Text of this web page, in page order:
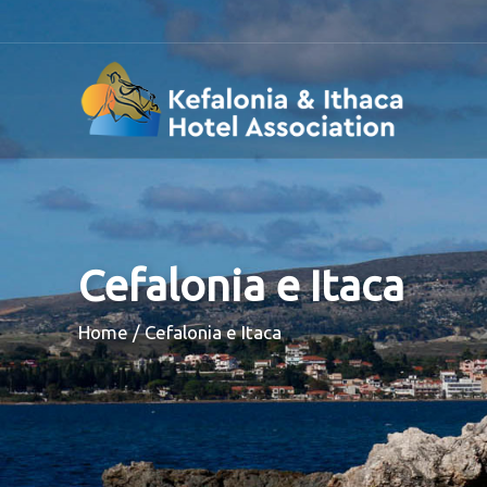
Cefalonia e Itaca
Breadcrumb
Home Cefalonia e Itaca